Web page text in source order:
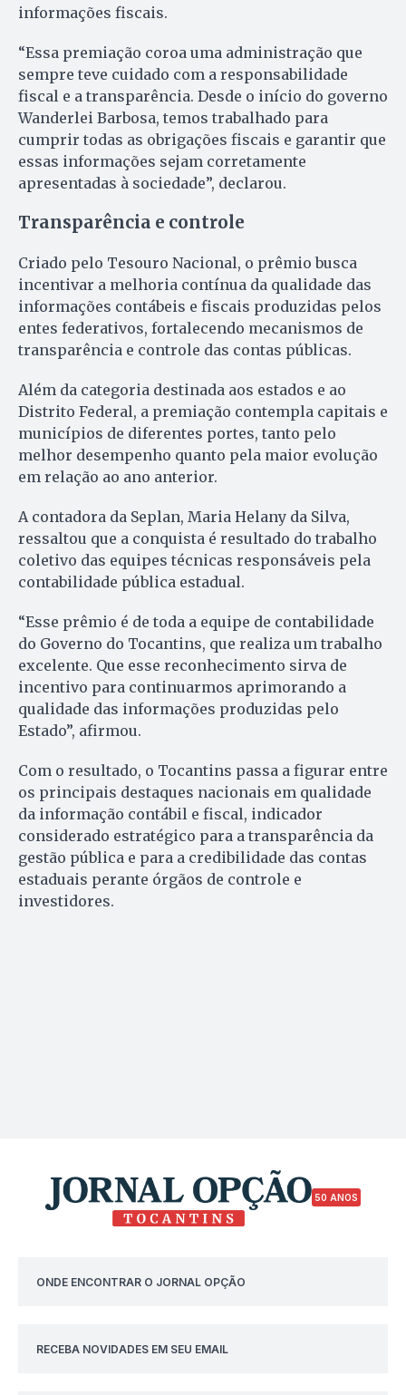
informações fiscais.
“Essa premiação coroa uma administração que
sempre teve cuidado com a responsabilidade
fiscal e a transparência. Desde o início do governo
Wanderlei Barbosa, temos trabalhado para
cumprir todas as obrigações fiscais e garantir que
essas informações sejam corretamente
apresentadas à sociedade”, declarou.
Transparência e controle
Criado pelo Tesouro Nacional, o prêmio busca
incentivar a melhoria contínua da qualidade das
informações contábeis e fiscais produzidas pelos
entes federativos, fortalecendo mecanismos de
transparência e controle das contas públicas.
Além da categoria destinada aos estados e ao
Distrito Federal, a premiação contempla capitais e
municípios de diferentes portes, tanto pelo
melhor desempenho quanto pela maior evolução
em relação ao ano anterior.
A contadora da Seplan, Maria Helany da Silva,
ressaltou que a conquista é resultado do trabalho
coletivo das equipes técnicas responsáveis pela
contabilidade pública estadual.
“Esse prêmio é de toda a equipe de contabilidade
do Governo do Tocantins, que realiza um trabalho
excelente. Que esse reconhecimento sirva de
incentivo para continuarmos aprimorando a
qualidade das informações produzidas pelo
Estado”, afirmou.
Com o resultado, o Tocantins passa a figurar entre
os principais destaques nacionais em qualidade
da informação contábil e fiscal, indicador
considerado estratégico para a transparência da
gestão pública e para a credibilidade das contas
estaduais perante órgãos de controle e
investidores.
50 ANOS
ONDE ENCONTRAR O JORNAL OPÇÃO
RECEBA NOVIDADES EM SEU EMAIL